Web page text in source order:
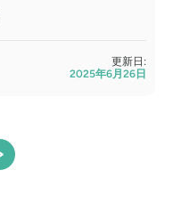
更新日:
2025年6月26日